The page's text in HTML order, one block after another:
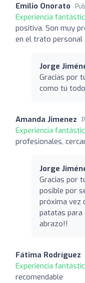
Emilio Onorato
Experiencia
positiva. Son muy
en el trato personal
Jorge
Gracias por
como tú
Amanda Jimenez
Experiencia
profesionales,
Jorge
Gracias por
posible por
próxima vez
patatas para
abrazo!!
Fátima Rodríguez
Experiencia
recomendable